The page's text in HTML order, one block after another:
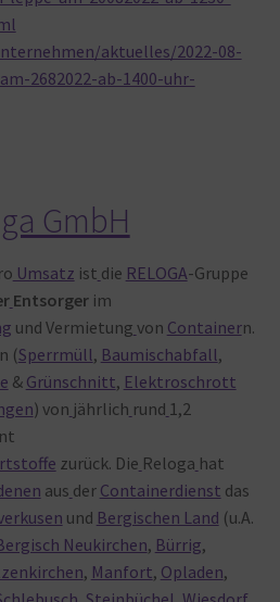
aktuelles/2022-08-
2682022-ab-1400-uhr-
GmbH
Umsatz ist die RELOGA-Gruppe
Entsorger im
und Vermietung von Containern.
(Sperrmüll, Baumischabfall,
& Grünschnitt, Elektroschrott
) von jährlich rund 1,2
zurück. Die Reloga hat
aus der Containerdienst das
und Bergischen Land (u.A.
Neukirchen, Bürrig,
, Manfort, Opladen,